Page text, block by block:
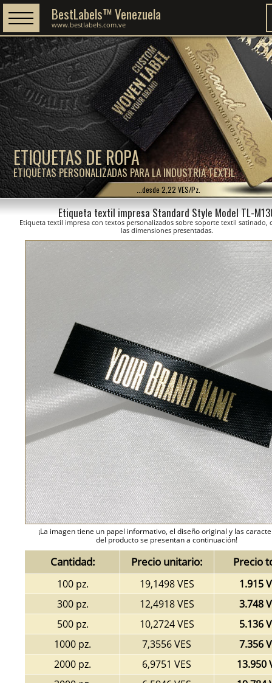
ETIQUETAS DE ROPA
ETIQUETAS PERSONALIZADAS PARA LA INDUSTRIA TEXTIL
BestLabels™ Venezuela
www.bestlabels.com.ve
...desde 2,22 VES/Pz.
Etiqueta textil impresa Standard Style Model TL-
Etiqueta textil impresa con textos personalizados sobre soporte textil satinado,
las dimensiones presentadas.
¡La imagen tiene un papel informativo, el diseño original y las
del producto se presentan a continuación!
Cantidad: Precio unitario: Precio
100 pz. 19,1498 VES
1.915
300 pz.
12,4918 VES
3.748
500 pz.
10,2724 VES
5.136
1000 pz.
7,3556 VES
7.356
2000 pz.
6,9751 VES
13.950